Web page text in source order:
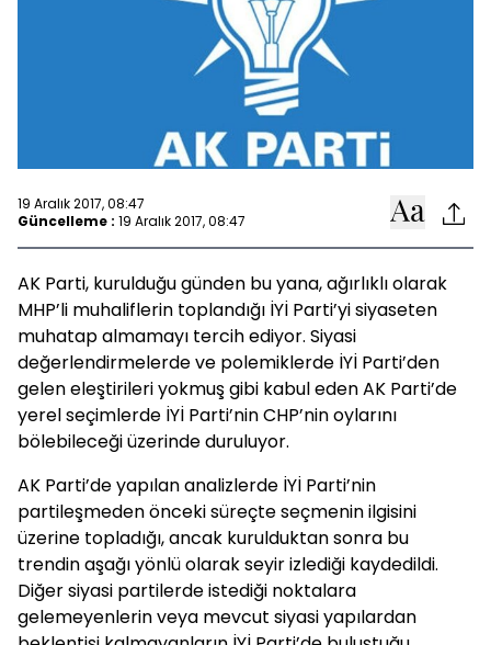
19 Aralık 2017, 08:47
Güncelleme : 19 Aralık 2017, 08:47
AK Parti, kurulduğu günden bu yana, ağırlıklı olarak
MHP’li muhaliflerin toplandığı İYİ Parti’yi siyaseten
muhatap almamayı tercih ediyor. Siyasi
değerlendirmelerde ve polemiklerde İYİ Parti’den
gelen eleştirileri yokmuş gibi kabul eden AK Parti’de
yerel seçimlerde İYİ Parti’nin CHP’nin oylarını
bölebileceği üzerinde duruluyor.
AK Parti’de yapılan analizlerde İYİ Parti’nin
partileşmeden önceki süreçte seçmenin ilgisini
üzerine topladığı, ancak kurulduktan sonra bu
trendin aşağı yönlü olarak seyir izlediği kaydedildi.
Diğer siyasi partilerde istediği noktalara
gelemeyenlerin veya mevcut siyasi yapılardan